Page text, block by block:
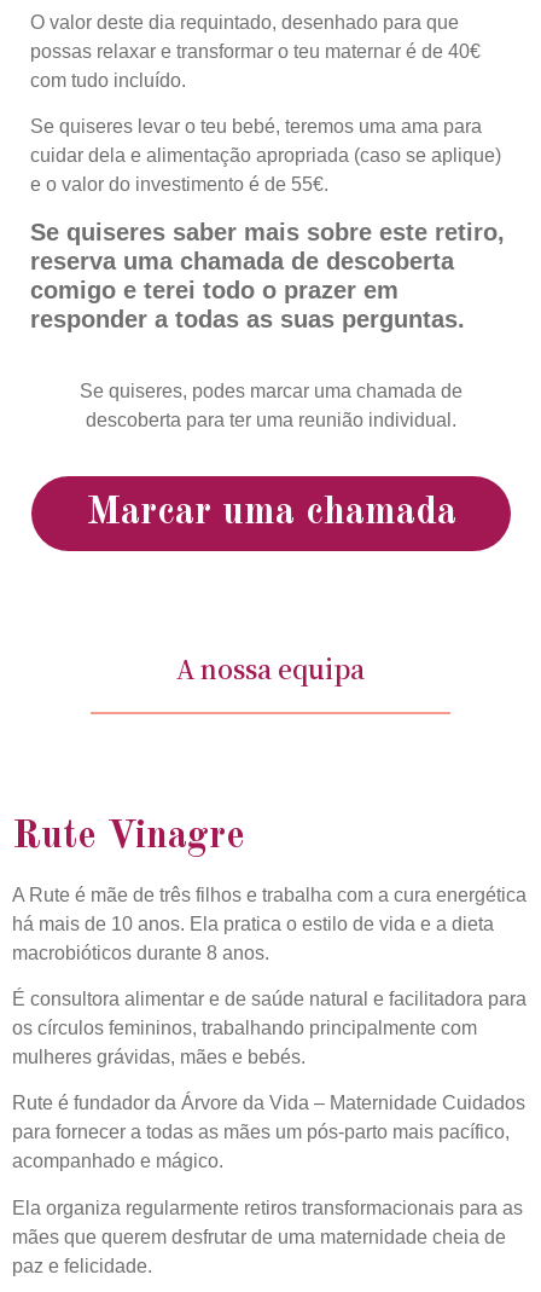
O valor deste dia requintado, desenhado para que
possas relaxar e transformar o teu maternar é de 40€
com tudo incluído.
Se quiseres levar o teu bebé, teremos uma ama para
cuidar dela e alimentação apropriada (caso se aplique)
e o valor do investimento é de 55€.
Se quiseres saber mais sobre este retiro,
reserva uma chamada de descoberta
comigo e terei todo o prazer em
responder a todas as suas perguntas.
Se quiseres, podes marcar uma chamada de
descoberta para ter uma reunião individual.
Marcar uma chamada
A nossa equipa
Rute Vinagre
A Rute é mãe de três filhos e trabalha com a cura energética
há mais de 10 anos. Ela pratica o estilo de vida e a dieta
macrobióticos durante 8 anos.
É consultora alimentar e de saúde natural e facilitadora para
os círculos femininos, trabalhando principalmente com
mulheres grávidas, mães e bebés.
Rute é fundador da Árvore da Vida – Maternidade Cuidados
para fornecer a todas as mães um pós-parto mais pacífico,
acompanhado e mágico.
Ela organiza regularmente retiros transformacionais para as
mães que querem desfrutar de uma maternidade cheia de
paz e felicidade.